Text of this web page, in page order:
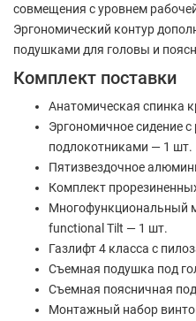
совмещения с уровнем
Эргономический контур
подушками для головы и
Комплект поставки
Анатомическая спинка
Эргономичное сидение
подлокотниками — 1 шт.
Пятизвездочное
Комплект
Многофункциональный
functional Tilt — 1 шт.
Газлифт 4 класса с
Съемная подушка под
Съемная поясничная
Монтажный набор